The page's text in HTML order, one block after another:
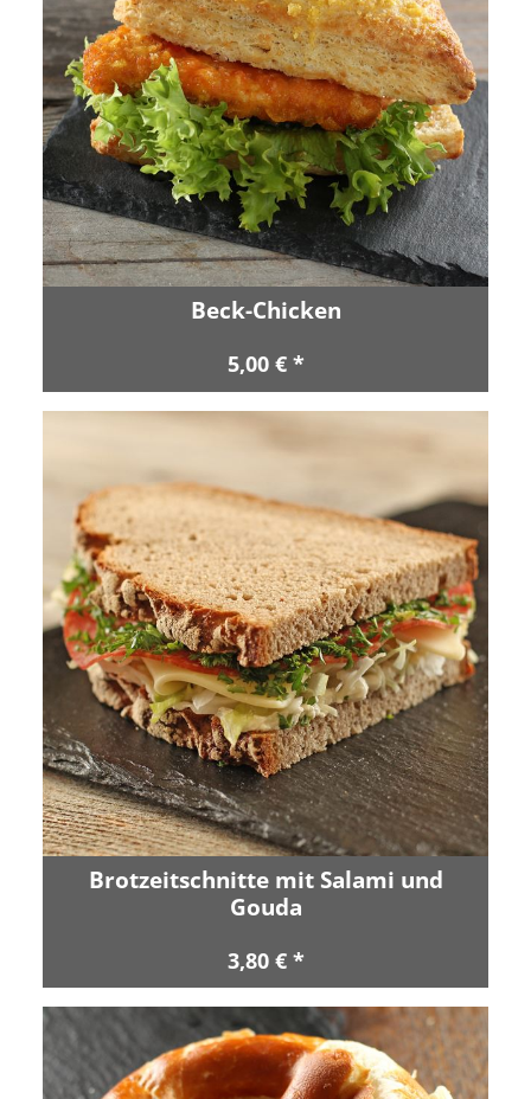
Beck-Chicken
5,00 € *
Brotzeitschnitte mit Salami und
Gouda
3,80 € *